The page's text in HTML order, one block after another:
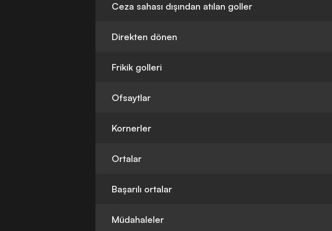
Ceza sahası dışından atılan goller
Direkten dönen
Frikik golleri
Ofsaytlar
Kornerler
Ortalar
Başarılı ortalar
Müdahaleler